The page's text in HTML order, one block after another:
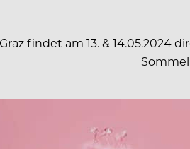
findet am 13. & 14.05.2024